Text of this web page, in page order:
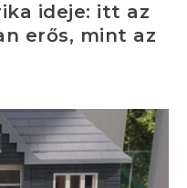
ideje: itt az
erős, mint az